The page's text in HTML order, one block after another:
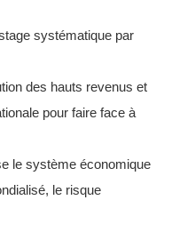
systématique par
des hauts revenus et
pour faire face à
le système économique
le risque